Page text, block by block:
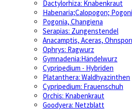
Dactylorhiza: Knabenkraut
Habenaria;Calopogon;
Pogonia, Changiena
Serapias: Zungenstendel
Anacamptis, Aceras,
Ophrys: Ragwurz
Gymnadenia:Händelwurz
Cypripedium - Hybriden
Platanthera: Waldhyazinthen
Cypripedium: Frauenschuh
Orchis: Knabenkraut
Goodyera: Netzblatt